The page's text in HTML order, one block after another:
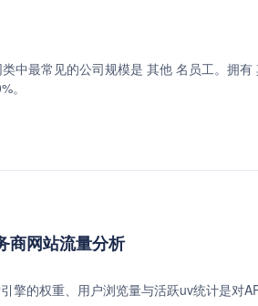
中最常见的公司规模是 其他 名员工。拥
。
商网站流量分析
擎的权重、用户浏览量与活跃uv统计是对